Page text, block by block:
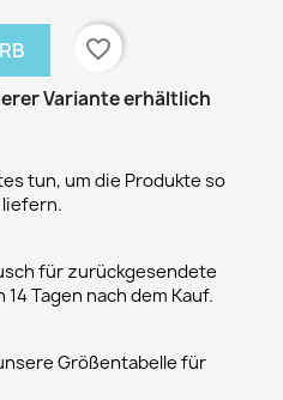
favorite_border
Variante erhältlich
tun, um die Produkte so
für zurückgesendete
Tagen nach dem Kauf.
Größentabelle für